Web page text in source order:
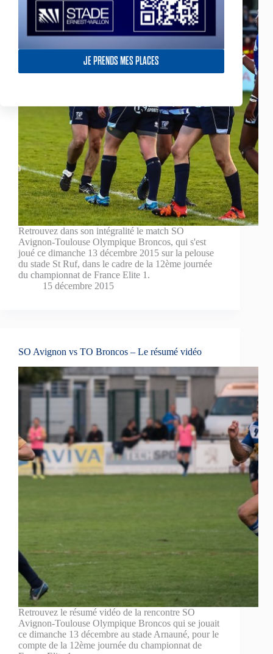
JE PRENDS MES PLACES
Retrouvez dans son intégralité le match SO
Avignon-Toulouse Olympique Broncos, qui s'est
joué ce dimanche 13 décembre 2015 sur la pelouse
du stade St Ruf, dans le cadre de la 12ème journée
du championnat de France Elite 1.
15 décembre 2015
SO Avignon vs TO Broncos – Le résumé vidéo
Retrouvez le résumé vidéo de la rencontre SO
Avignon-Toulouse Olympique Broncos qui se jouait
ce dimanche 13 décembre au stade Arnauné, pour le
compte de la 12ème journée du championnat de